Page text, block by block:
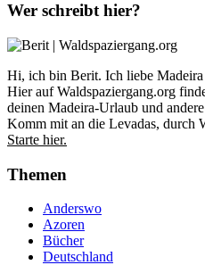
Wer schreibt hier?
Hi, ich bin Berit. Ich liebe
Hier auf Waldspaziergang.org
deinen Madeira-Urlaub und
Komm mit an die Levadas, durch
Starte hier.
Themen
Anderswo
Azoren
Bücher
Deutschland